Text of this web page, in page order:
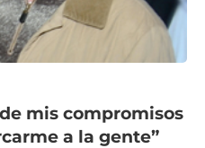
mis compromisos
a la gente”